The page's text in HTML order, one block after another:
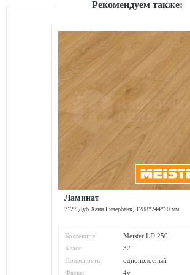
Рекомендуем также:
Ламинат
7127 Дуб Хани Ривербенк, 1288*244*10 мм
Коллекция:
Meister LD 250
Класс
износостойкости:
32
Полосность:
однополосный
Фаска:
4v